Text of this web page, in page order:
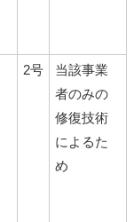
2号
当該事業
者のみの
修復技術
によるた
め